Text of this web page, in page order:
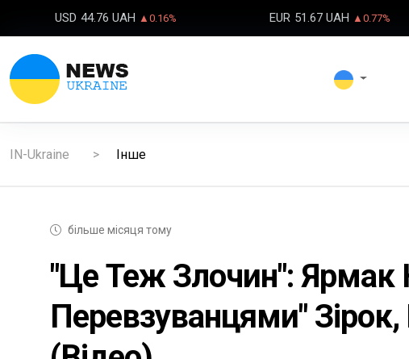
USD 44.76 UAH ▲0.16% EUR 51.67 UAH ▲0.77%
IN-Ukraine Інше
більше місяця тому
"Це Теж Злочин": Ярмак
Перевзуванцями"